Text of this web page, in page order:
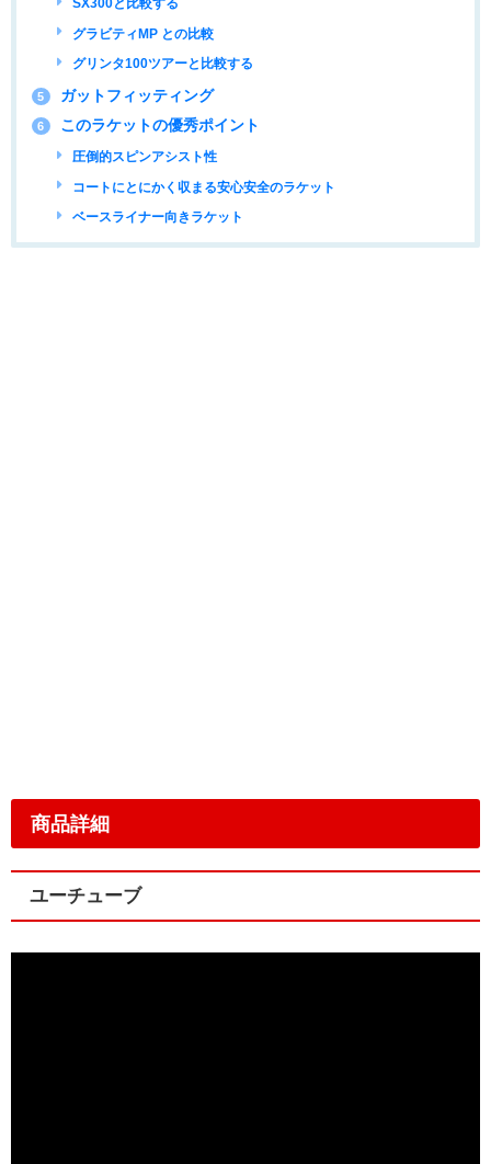
SX300と比較する
グラビティMP との比較
グリンタ100ツアーと比較する
5 ガットフィッティング
6 このラケットの優秀ポイント
圧倒的スピンアシスト性
コートにとにかく収まる安心安全のラケット
ベースライナー向きラケット
商品詳細
ユーチューブ